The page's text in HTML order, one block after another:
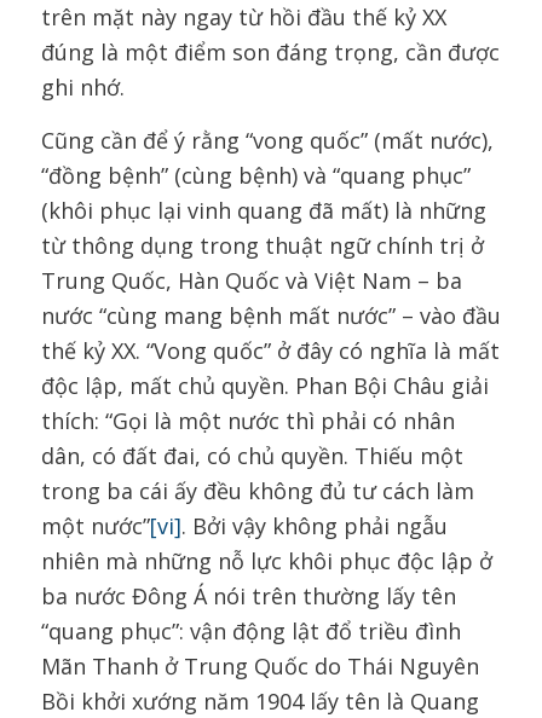
trên mặt này ngay từ hồi đầu thế kỷ XX
đúng là một điểm son đáng trọng, cần được
ghi nhớ.
Cũng cần để ý rằng “vong quốc” (mất nước),
“đồng bệnh” (cùng bệnh) và “quang phục”
(khôi phục lại vinh quang đã mất) là những
từ thông dụng trong thuật ngữ chính trị ở
Trung Quốc, Hàn Quốc và Việt Nam – ba
nước “cùng mang bệnh mất nước” – vào đầu
thế kỷ XX. “Vong quốc” ở đây có nghĩa là mất
độc lập, mất chủ quyền. Phan Bội Châu giải
thích: “Gọi là một nước thì phải có nhân
dân, có đất đai, có chủ quyền. Thiếu một
trong ba cái ấy đều không đủ tư cách làm
một nước”[vi]. Bởi vậy không phải ngẫu
nhiên mà những nỗ lực khôi phục độc lập ở
ba nước Đông Á nói trên thường lấy tên
“quang phục”: vận động lật đổ triều đình
Mãn Thanh ở Trung Quốc do Thái Nguyên
Bồi khởi xướng năm 1904 lấy tên là Quang